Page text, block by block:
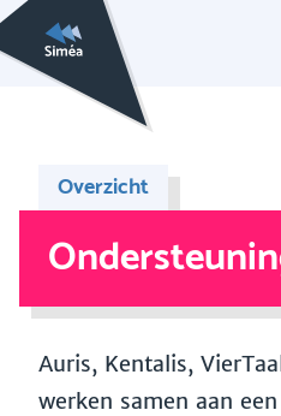
Overzicht
Auris, Kentalis,
werken samen aan